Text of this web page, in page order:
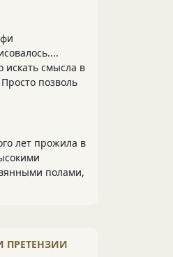
смысла в
позволь
лет прожила в
полами,
ПРЕТЕНЗИИ